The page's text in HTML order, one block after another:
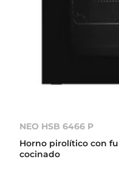
NEO HSB 6466 P
Horno pirolítico con
cocinado